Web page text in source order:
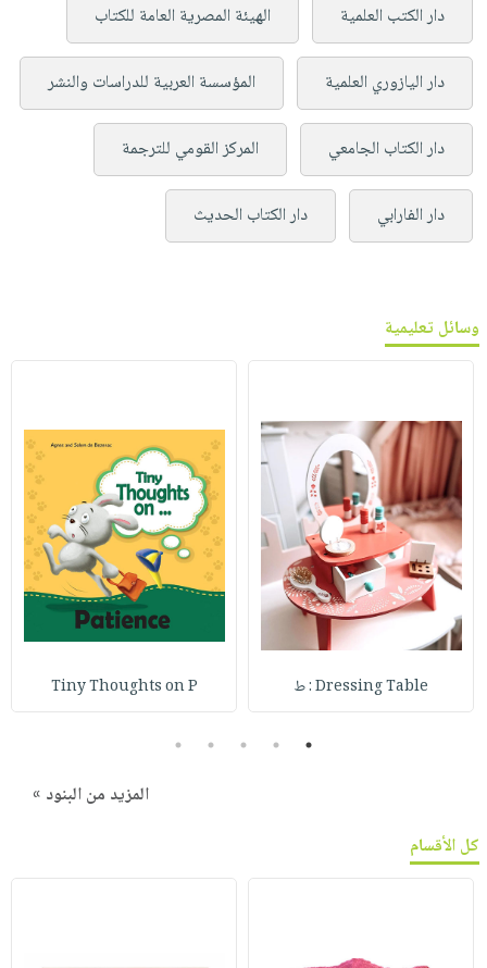
دار الكتب العلمية الهيئة المصرية العامة للكتاب
دار اليازوري العلمية المؤسسة العربية للدراسات والنشر
دار الكتاب الجامعي المركز القومي للترجمة
دار الفارابي دار الكتاب الحديث
وسائل تعليمية
Dressing Table : ط Tiny Thoughts on P
1
2
3
4
5
المزيد من البنود »
كل الأقسام